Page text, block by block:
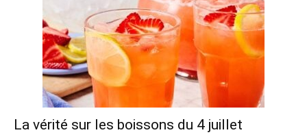
La vérité sur les boissons du 4 juillet